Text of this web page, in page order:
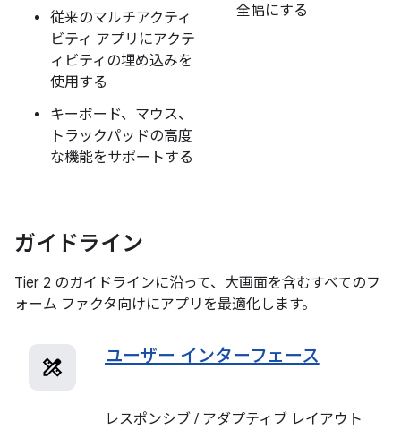
従来のマルチアクティ
ビティ アプリにアクテ
ィビティの埋め込みを
使用する
キーボード、マウス、
トラックパッドの高度
な機能をサポートする
全幅にする
ガイドライン
Tier 2 のガイドラインに沿って、大画面を含むすべてのフ
ォーム ファクタ向けにアプリを最適化します。
ユーザー インターフェース
レスポンシブ / アダプティブ レイアウト